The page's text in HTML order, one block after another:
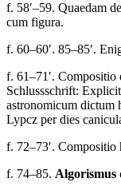
f. 58′–59. Quaedam
cum figura.
f. 60–60′. 85–85′.
f. 61–71′. Compositio
Schlussschrift: Explicit
astronomicum dictum
Lypcz per dies
f. 72–73′. Compositio
f. 74–85. Algorismus